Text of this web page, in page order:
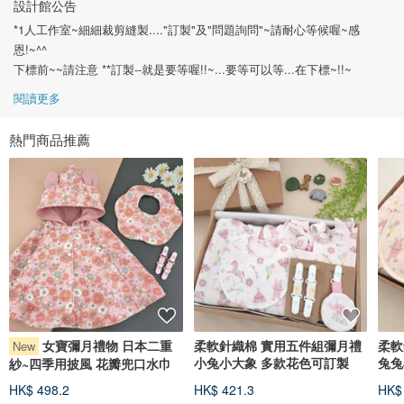
設計館公告
*1人工作室~細細裁剪縫製...."訂製"及"問題詢問"~請耐心等候喔~感
恩!~^^
下標前~~請注意 **訂製--就是要等喔!!~...要等可以等...在下標~!!~
閱讀更多
熱門商品推薦
New 女寶彌月禮物 日本二重
紗~四季用披風 花瓣兜口水巾
HK$ 498.2
柔軟針織棉 實用五件組彌月禮
小兔小大象 多款花色可訂製
HK$ 421.3
柔
兔